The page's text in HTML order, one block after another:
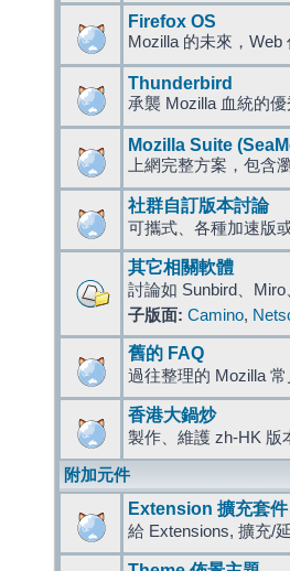
Firefox OS
Mozilla 的未來，Web
Thunderbird
承襲 Mozilla 血統的
Mozilla Suite
上網完整方案，包含
社群自訂版本討論
可攜式、各種加速版
其它相關軟體
討論如 Sunbird、
子版面: Camino,
舊的 FAQ
過往整理的 Mozilla
香港大鍋炒
製作、維護 zh-HK 版
附加元件
Extension 擴充套件
給 Extensions, 擴充/